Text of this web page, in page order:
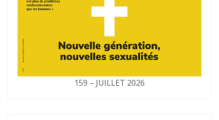
159 – JUILLET 2026